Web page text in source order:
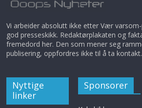
Vi arbeider absolutt ikke etter Vær
god presseskikk. Redaktørplakaten og
fremedord her. Den som mener seg
publisering, oppfordres ikke til å ta kontakt.
Nyttige
linker
Sponsorer